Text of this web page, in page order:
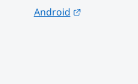
Android
Länk till